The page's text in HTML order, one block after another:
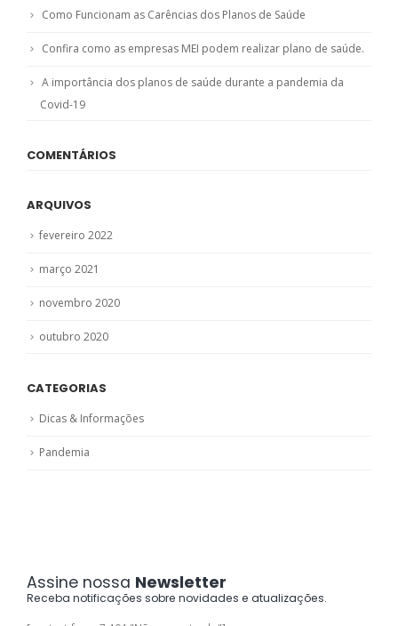
Como Funcionam as Carências dos Planos de Saúde
Confira como as empresas MEI podem realizar plano de saúde.
A importância dos planos de saúde durante a pandemia da
Covid-19
COMENTÁRIOS
ARQUIVOS
fevereiro 2022
março 2021
novembro 2020
outubro 2020
CATEGORIAS
Dicas & Informações
Pandemia
Assine nossa Newsletter
Receba notificações sobre novidades e atualizações.